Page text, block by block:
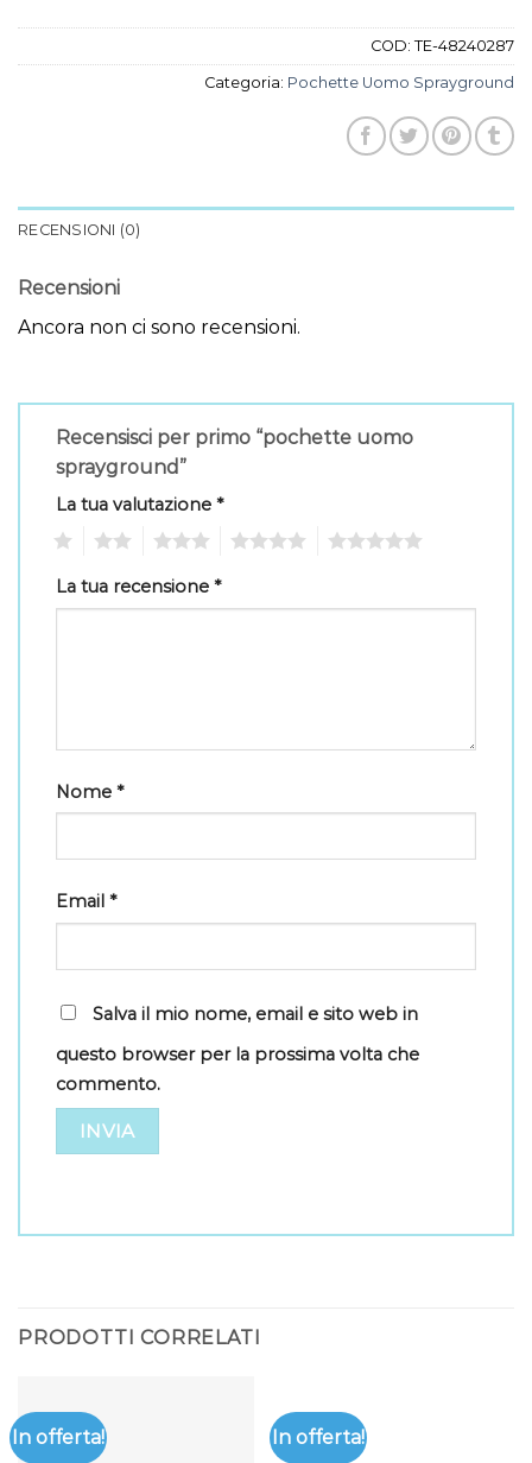
COD: TE-48240287
Categoria: Pochette Uomo Sprayground
RECENSIONI (0)
Recensioni
Ancora non ci sono recensioni.
Recensisci per primo “pochette uomo
sprayground”
La tua valutazione *
La tua recensione *
Nome *
Email *
Salva il mio nome, email e sito web in
questo browser per la prossima volta che
commento.
PRODOTTI CORRELATI
In offerta! In offerta!